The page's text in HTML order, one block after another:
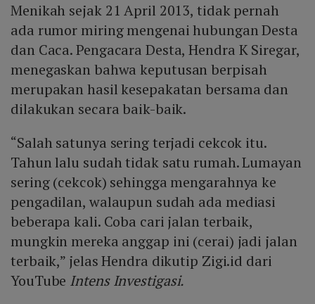
Menikah sejak 21 April 2013, tidak pernah
ada rumor miring mengenai hubungan Desta
dan Caca. Pengacara Desta, Hendra K Siregar,
menegaskan bahwa keputusan berpisah
merupakan hasil kesepakatan bersama dan
dilakukan secara baik-baik.
“Salah satunya sering terjadi cekcok itu.
Tahun lalu sudah tidak satu rumah. Lumayan
sering (cekcok) sehingga mengarahnya ke
pengadilan, walaupun sudah ada mediasi
beberapa kali. Coba cari jalan terbaik,
mungkin mereka anggap ini (cerai) jadi jalan
terbaik,” jelas Hendra dikutip Zigi.id dari
YouTube Intens Investigasi.